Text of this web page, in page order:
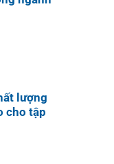
lượng
cho tập